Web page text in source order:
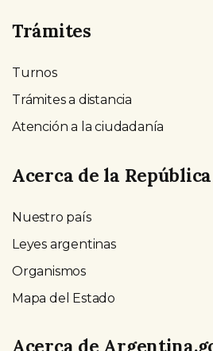
Trámites
Turnos
Trámites a distancia
Atención a la ciudadanía
Acerca de la
Nuestro país
Leyes argentinas
Organismos
Mapa del Estado
Acerca de